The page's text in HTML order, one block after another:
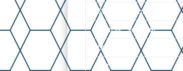
Sourcils
– restructuration
Sourcils – entretien
Lèvre
Nez